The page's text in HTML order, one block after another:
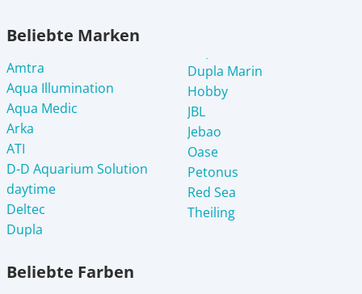
Beliebte Marken
Amtra
Aqua Illumination
Aqua Medic
Arka
ATI
D-D Aquarium Solution
daytime
Deltec
Dupla
Dupla Marin
Hobby
JBL
Jebao
Oase
Petonus
Red Sea
Theiling
Beliebte Farben